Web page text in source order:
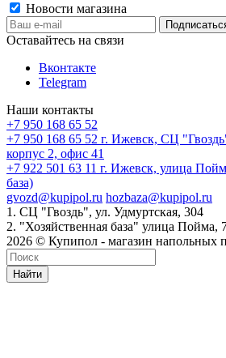
Новости магазина
Оставайтесь на связи
Вконтакте
Telegram
Наши контакты
+7 950 168 65 52
+7 950 168 65 52 г. Ижевск, СЦ
корпус 2, офис 41
+7 922 501 63 11 г. Ижевск, улица
база)
gvozd@kupipol.ru hozbaza@kupipol.ru
1. СЦ "Гвоздь", ул. Удмуртская, 304
2. "Хозяйственная база" улица Пойма,
2026 © Купипол - магазин напольных
Найти